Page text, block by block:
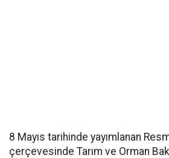
8 Mayıs tarihinde yayımlanan
çerçevesinde Tarım ve Orman